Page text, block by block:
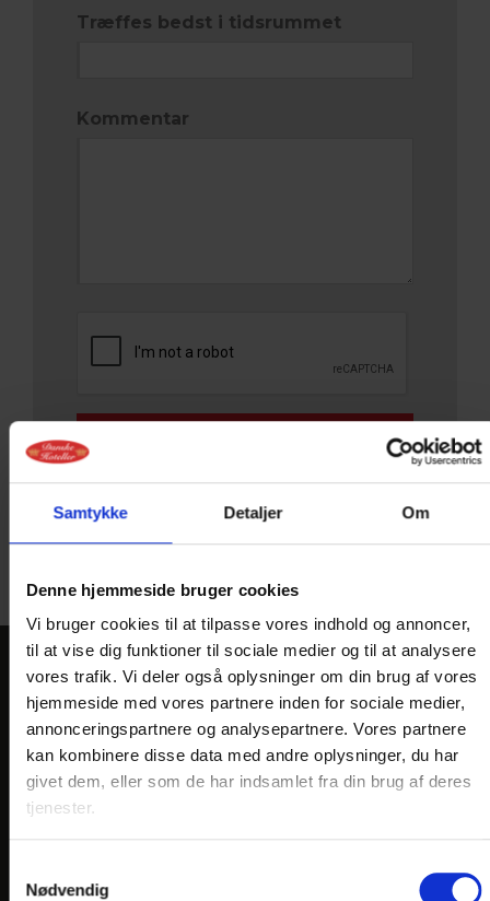
Samtykke Detaljer Om
Denne hjemmeside bruger cookies
Vi bruger cookies til at tilpasse vores indhold og annoncer,
til at vise dig funktioner til sociale medier og til at analysere
vores trafik. Vi deler også oplysninger om din brug af vores
hjemmeside med vores partnere inden for sociale medier,
annonceringspartnere og analysepartnere. Vores partnere
kan kombinere disse data med andre oplysninger, du har
givet dem, eller som de har indsamlet fra din brug af deres
tjenester.
Nødvendig
Træffes bedst i tidsrummet
Kommentar
forespørgsel pr. mail
KONTAKT
Hotel Postgaarden
Oldenborggade 4
DK-7000 Fredericia